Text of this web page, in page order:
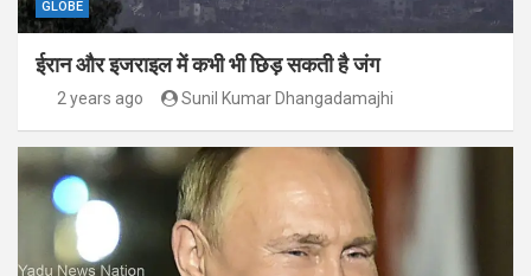
GLOBE
ईरान और इजराइल में कभी भी छिड़ सकती है जंग
2 years ago Sunil Kumar Dhangadamajhi